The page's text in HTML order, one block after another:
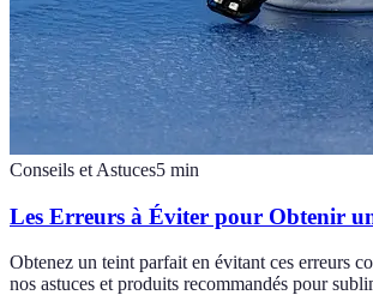
Conseils et Astuces5 min
Les Erreurs à Éviter pour Obtenir
Obtenez un teint parfait en évitant ces erreurs
nos astuces et produits recommandés pour